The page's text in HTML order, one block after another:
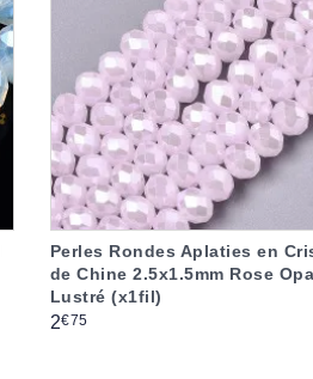
Perles Rondes Aplaties en
de Chine 2.5x1.5mm Rose
Lustré (x1fil)
Prix
2€75